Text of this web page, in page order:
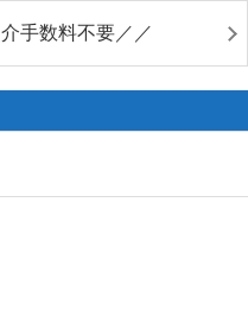
手数料不要／／